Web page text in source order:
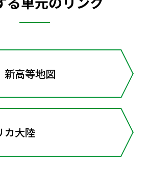
高等地図
カ大陸